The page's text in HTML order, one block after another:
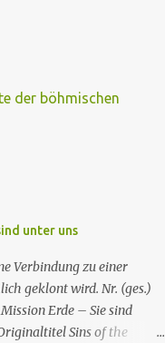
der böhmischen
unter uns
Verbindung zu einer
geklont wird. Nr. (ges.)
Erde – Sie sind
Sins of the